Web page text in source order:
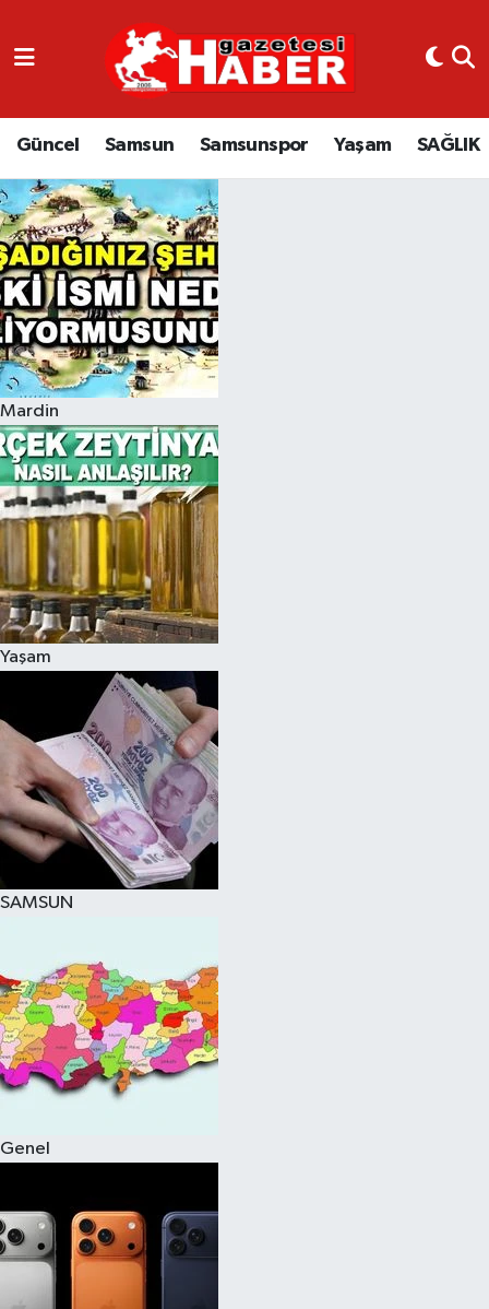
Güncel Samsun Samsunspor Yaşam SAĞLIK
Mardin
Yaşam
SAMSUN
Genel
GÜNCEL
SAMSUN
SAMSUNSPOR
EKONOMİ
YAŞAM